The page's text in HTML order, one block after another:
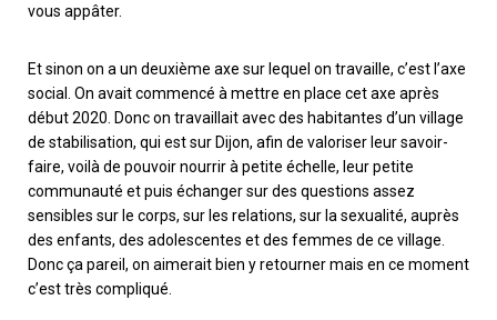
vous appâter.
Et sinon on a un deuxième axe sur lequel on travaille, c’est l’axe
social. On avait commencé à mettre en place cet axe après
début 2020. Donc on travaillait avec des habitantes d’un village
de stabilisation, qui est sur Dijon, afin de valoriser leur savoir-
faire, voilà de pouvoir nourrir à petite échelle, leur petite
communauté et puis échanger sur des questions assez
sensibles sur le corps, sur les relations, sur la sexualité, auprès
des enfants, des adolescentes et des femmes de ce village.
Donc ça pareil, on aimerait bien y retourner mais en ce moment
c’est très compliqué.